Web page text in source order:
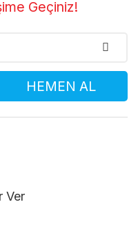
Geçiniz!
HEMEN AL
Ver